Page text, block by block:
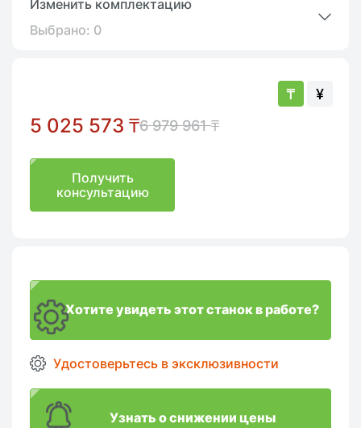
Изменить комплектацию
Выбрано: 0
₸ ¥
5 025 573 ₸6 979 961 ₸
Получить
консультацию
Хотите увидеть этот станок в работе?
Удостоверьтесь в эксклюзивности
Узнать о снижении цены